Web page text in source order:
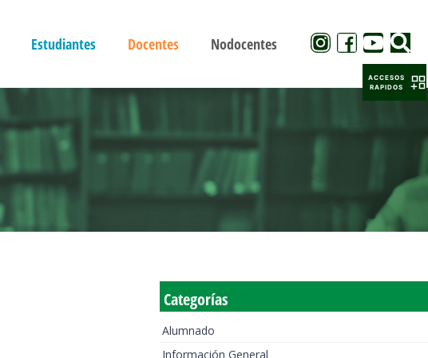
Estudiantes Docentes Nodocentes
Categorías
Alumnado
Información General
ACCESOS
RAPIDOS